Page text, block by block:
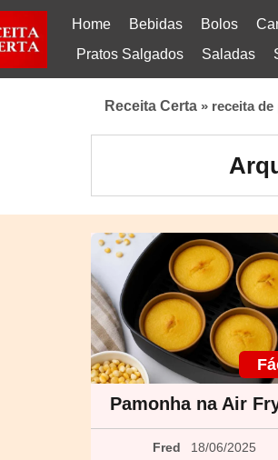
Home Bebidas Bolos
Pratos Salgados
Saladas
Receita Certa » receita de
Pamonha na Air
Fred 18/06/2025